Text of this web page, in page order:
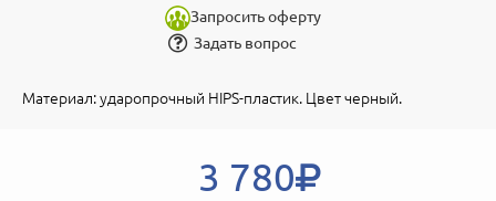
Запросить оферту
Задать вопрос
Материал: ударопрочный HIPS-пластик. Цвет черный.
3 780